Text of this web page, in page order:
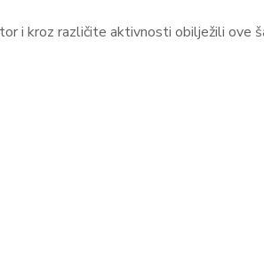
i kroz različite aktivnosti obilježili ove